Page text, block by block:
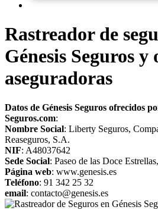
Rastreador de
Génesis Seguros y
aseguradoras
Datos de Génesis Seguros ofrecidos
Seguros.com:
Nombre Social: Liberty Seguros,
Reaseguros, S.A.
NIF: A48037642
Sede Social: Paseo de las Doce
Página web: www.genesis.es
Teléfono: 91 342 25 32
email: contacto@genesis.es